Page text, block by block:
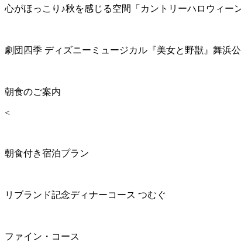
心がほっこり♪秋を感じる空間「カントリーハロウィー
劇団四季 ディズニーミュージカル『美女と野獣』舞浜
朝食のご案内
<
朝食付き宿泊プラン
リブランド記念ディナーコース つむぐ
ファイン・コース